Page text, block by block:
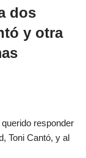
dos
y otra
responder
Toni Cantó, y al